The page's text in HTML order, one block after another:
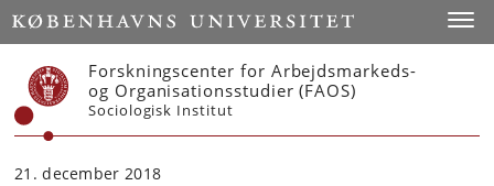
Start
Forskningscenter for Arbejdsmarkeds-
og Organisationsstudier (FAOS)
Sociologisk Institut
21. december 2018